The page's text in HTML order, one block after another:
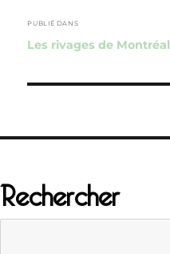
de
l’article
PUBLIÉ DANS
Les rivages de Montréal
Rechercher